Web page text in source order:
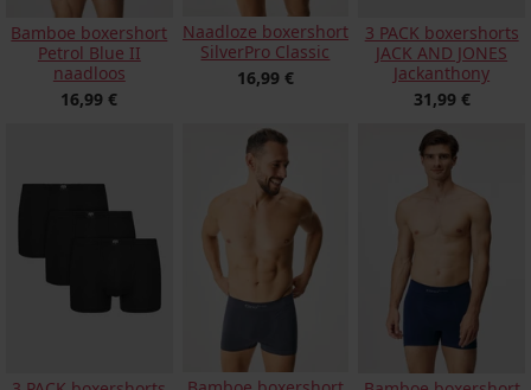
Bamboe boxershort
Petrol Blue II
naadloos
16,99 €
Naadloze boxershort
SilverPro Classic
16,99 €
3 PACK boxershorts
JACK AND JONES
Jackanthony
31,99 €